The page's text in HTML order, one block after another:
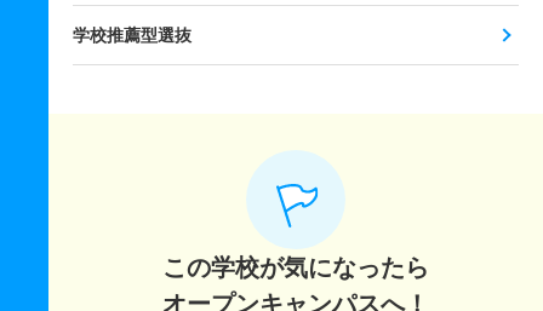
学校推薦型選抜
この学校が気になったら
オープンキャンパスへ！